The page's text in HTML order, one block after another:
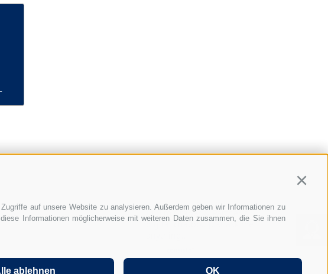
auf unsere Website zu analysieren. Außerdem geben wir Informationen zu
Informationen möglicherweise mit weiteren Daten zusammen, die Sie ihnen
OK
ablehnen
Hi, I'm Graber & Partner's
digital chatbot. Just ask me